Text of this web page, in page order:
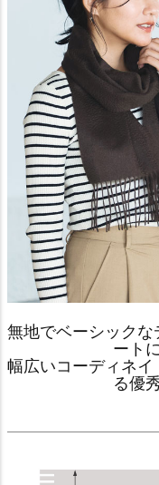
無地でベーシック
ート
幅広いコーディネイ
る優